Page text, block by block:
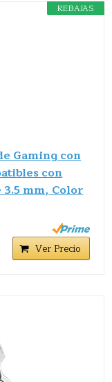
REBAJAS
Gaming con
con
mm, Color
Ver Precio